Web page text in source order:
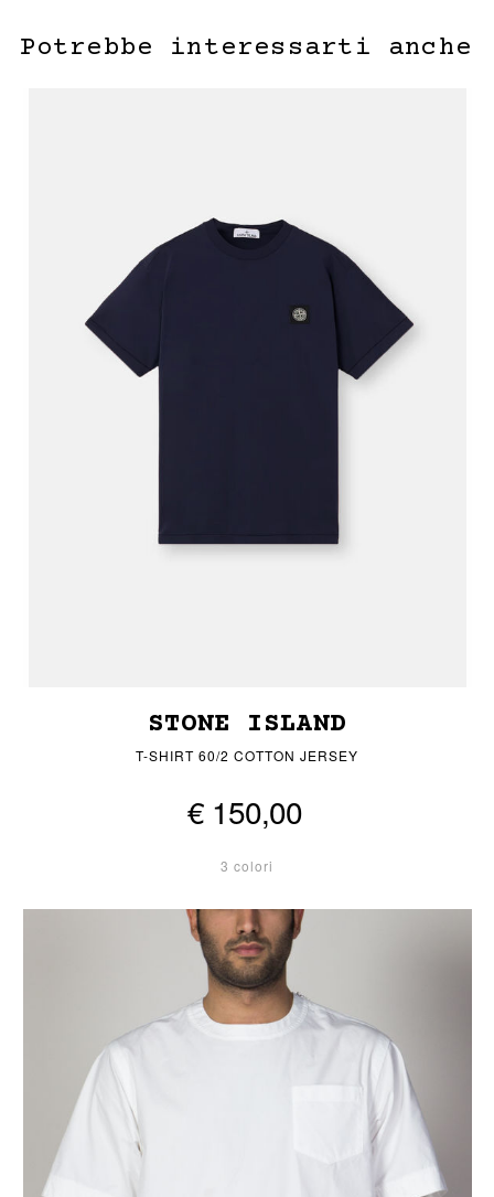
Potrebbe interessarti anche
STONE ISLAND
T-SHIRT 60/2 COTTON JERSEY
€ 150,00
3 colori